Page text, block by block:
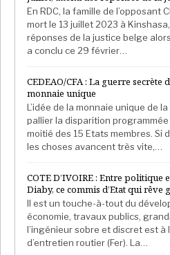
En RDC, la famille de l’opposant
mort le 13 juillet 2023 à
réponses de la justice belge
a conclu ce 29 février…
CEDEAO/CFA : La guerre
monnaie unique
L’idée de la monnaie unique de
pallier la disparition
moitié des 15 Etats membres. Si
les choses avancent très vite,…
COTE D’IVOIRE : Entre
Diaby, ce commis d’Etat qui rêve
Il est un touche-à-tout du
économie, travaux publics,
l’ingénieur sobre et discret est à
d’entretien routier (Fer). La…